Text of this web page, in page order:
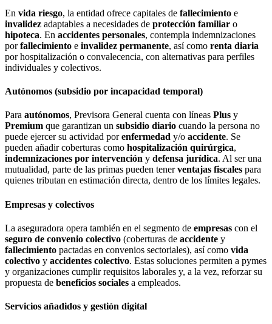
En vida riesgo, la entidad ofrece capitales de fallecimiento e
invalidez adaptables a necesidades de protección familiar o
hipoteca. En accidentes personales, contempla indemnizaciones
porfallecimiento e invalidez permanente, así como renta diaria
por hospitalización o convalecencia, con alternativas para perfiles
individuales y colectivos.
Autónomos (subsidio por incapacidad temporal)
Para autónomos, Previsora General cuenta con líneas Plus y
Premium que garantizan un subsidio diario cuando la persona no
puede ejercer su actividad porenfermedad y/o accidente. Se
pueden añadir coberturas como hospitalización quirúrgica,
indemnizaciones por intervención y defensa jurídica. Al ser una
mutualidad, parte de las primas pueden tenerventajas fiscales para
quienes tributan en estimación directa, dentro de los límites legales.
Empresas y colectivos
La aseguradora opera también en el segmento de empresas con el
seguro de convenio colectivo (coberturas de accidente y
fallecimiento pactadas en convenios sectoriales), así como vida
colectivo y accidentes colectivo. Estas soluciones permiten a pymes
y organizaciones cumplir requisitos laborales y, a la vez, reforzar su
propuesta de beneficios sociales a empleados.
Servicios añadidos y gestión digital